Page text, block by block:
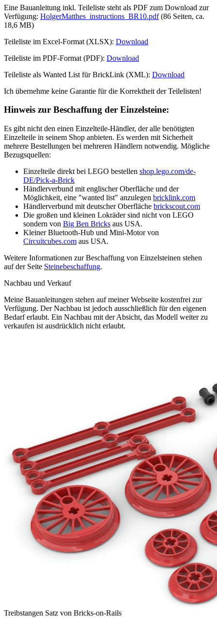
Eine Bauanleitung inkl. Teileliste steht als PDF zum Download zur
Verfügung: HolgerMatthes_instructions_BR10.pdf(86 Seiten, ca.
18,6 MB)
Teileliste im Excel-Format (XLSX): Download
Teileliste im PDF-Format (PDF): Download
Teileliste als Wanted List für BrickLink (XML): Download
Ich übernehme keine Garantie für die Korrektheit der Teilelisten!
Hinweis zur Beschaffung der Einzelsteine:
Es gibt nicht den einen Einzelteile-Händler, der alle benötigten
Einzelteile in seinem Shop anbieten. Es werden mit Sicherheit
mehrere Bestellungen bei mehreren Händlern notwendig. Mögliche
Bezugsquellen:
Einzelteile direkt bei LEGO bestellen shop.lego.com/de-
DE/Pick-a-Brick
Händlerverbund mit englischer Oberfläche und der
Möglichkeit, eine "wanted list" anzulegen bricklink.com
Händlerverbund mit deutscher Oberfläche brickscout.com
Die großen und kleinen Lokräder sind nicht von LEGO
sondern von Big Ben Bricks aus USA.
Kleiner Bluetooth-Hub und Mini-Motor von
Circuitcubes.com aus USA.
Weitere Informationen zur Beschaffung von Einzelsteinen stehen
auf der Seite Steinebeschaffung.
Nachbau und Verkauf
Meine Bauanleitungen stehen auf meiner Webseite kostenfrei zur
Verfügung. Der Nachbau ist jedoch ausschließlich für den eigenen
Bedarf erlaubt. Ein Nachbau mit der Absicht, das Modell weiter zu
verkaufen ist ausdrücklich nicht erlaubt.
Treibstangen Satz von Bricks-on-Rails